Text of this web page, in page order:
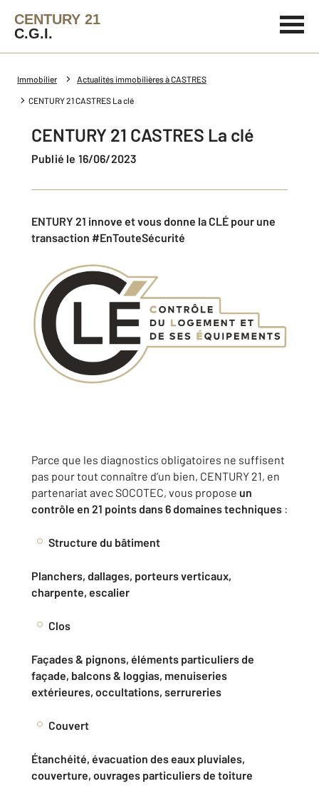
CENTURY 21
C.G.I.
Immobilier Actualités immobilières à CASTRES
CENTURY 21 CASTRES La clé
CENTURY 21 CASTRES La clé
Publié le 16/06/2023
ENTURY 21 innove et vous donne laCLÉ pour une
transaction #EnTouteSécurité
Parce que les diagnostics obligatoires ne suffisent
pas pour tout connaître d’un bien, CENTURY 21, en
partenariat avec SOCOTEC, vous propose un
contrôle en 21 points dans 6 domaines techniques :
Structure du bâtiment
Planchers, dallages, porteurs verticaux,
charpente, escalier
Clos
Façades & pignons, éléments particuliers de
façade, balcons & loggias, menuiseries
extérieures, occultations, serrureries
Couvert
Étanchéité, évacuation des eaux pluviales,
couverture, ouvrages particuliers de toiture